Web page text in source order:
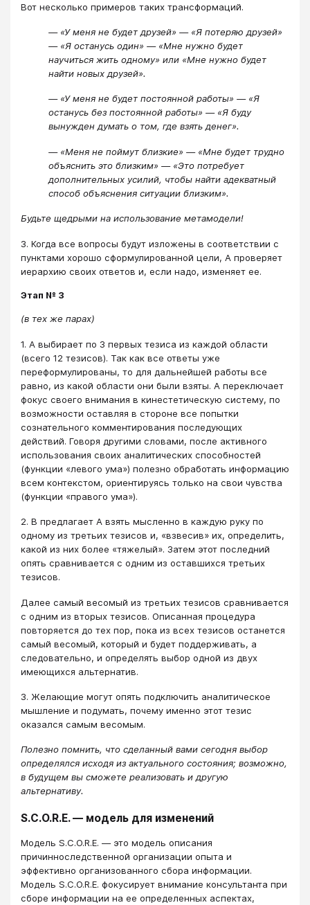
Вот несколько примеров таких трансформаций.
— «У меня не будет друзей» — «Я потеряю друзей»
— «Я останусь один» — «Мне нужно будет
научиться жить одному» или «Мне нужно будет
найти новых друзей».
— «У меня не будет постоянной работы» — «Я
останусь без постоянной работы» — «Я буду
вынужден думать о том, где взять денег».
— «Меня не поймут близкие» — «Мне будет трудно
объяснить это близким» — «Это потребует
дополнительных усилий, чтобы найти адекватный
способ объяснения ситуации близким».
Будьте щедрыми на использование метамодели!
3. Когда все вопросы будут изложены в соответствии с
пунктами хорошо сформулированной цели, А проверяет
иерархию своих ответов и, если надо, изменяет ее.
Этап № 3
(в тех же парах)
1. А выбирает по 3 первых тезиса из каждой области
(всего 12 тезисов). Так как все ответы уже
переформулированы, то для дальнейшей работы все
равно, из какой области они были взяты. А переключает
фокус своего внимания в кинестетическую систему, по
возможности оставляя в стороне все попытки
сознательного комментирования последующих
действий. Говоря другими словами, после активного
использования своих аналитических способностей
(функции «левого ума») полезно обработать информацию
всем контекстом, ориентируясь только на свои чувства
(функции «правого ума»).
2. В предлагает А взять мысленно в каждую руку по
одному из третьих тезисов и, «взвесив» их, определить,
какой из них более «тяжелый». Затем этот последний
опять сравнивается с одним из оставшихся третьих
тезисов.
Далее самый весомый из третьих тезисов сравнивается
с одним из вторых тезисов. Описанная процедура
повторяется до тех пор, пока из всех тезисов останется
самый весомый, который и будет поддерживать, а
следовательно, и определять выбор одной из двух
имеющихся альтернатив.
3. Желающие могут опять подключить аналитическое
мышление и подумать, почему именно этот тезис
оказался самым весомым.
Полезно помнить, что сделанный вами сегодня выбор
определялся исходя из актуального состояния; возможно,
в будущем вы сможете реализовать и другую
альтернативу.
S.C.O.R.E. — модель для изменений
Модель S.C.O.R.E. — это модель описания
причинноследственной организации опыта и
эффективно организованного сбора информации.
Модель S.C.O.R.E. фокусирует внимание консультанта при
сборе информации на ее определенных аспектах,